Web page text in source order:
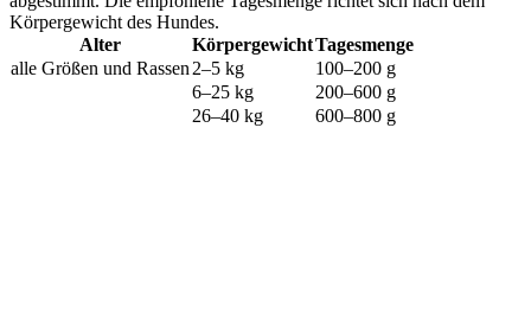
Körpergewicht des Hundes.
Alter
KörpergewichtTagesmenge
alle Größen und Rassen 2–5 kg
100–200 g
6–25 kg
200–600 g
26–40 kg
600–800 g